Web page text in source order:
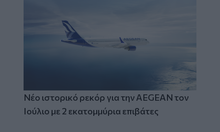
Νέο ιστορικό ρεκόρ για την AEGEAN τον
Ιούλιο με 2 εκατομμύρια επιβάτες